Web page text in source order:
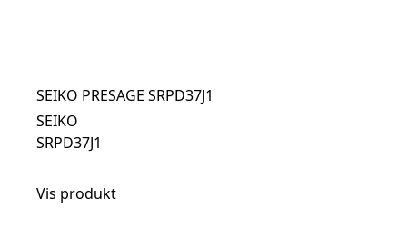
SEIKO PRESAGE SRPD37J1
SEIKO
SRPD37J1
Vis produkt